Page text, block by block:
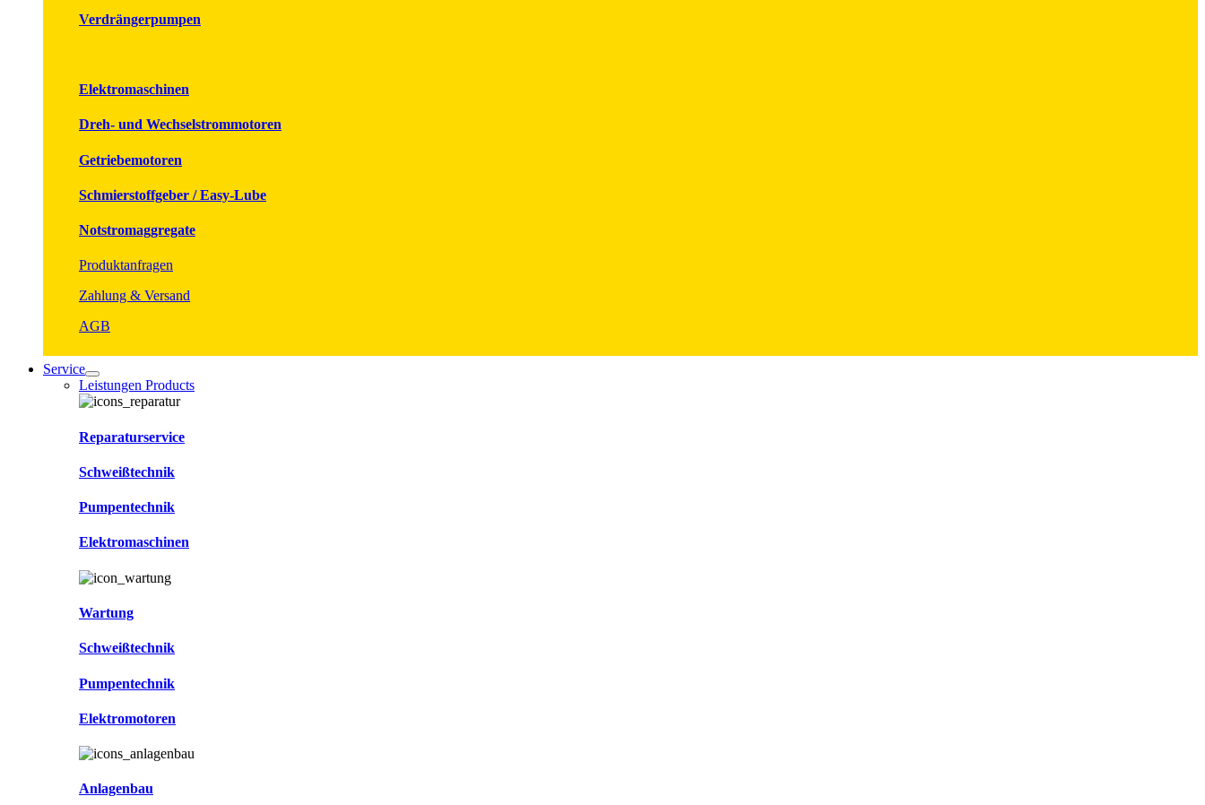
Verdrängerpumpen
Elektromaschinen
Dreh- und Wechselstrommotoren
Getriebemotoren
Schmierstoffgeber / Easy-Lube
Notstromaggregate
Produktanfragen
Zahlung & Versand
AGB
Service
Leistungen Products
Reparaturservice
Schweißtechnik
Pumpentechnik
Elektromaschinen
Wartung
Schweißtechnik
Pumpentechnik
Elektromotoren
Anlagenbau